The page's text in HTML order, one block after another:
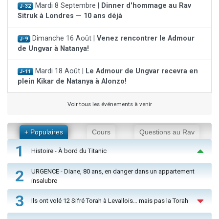
J-32 Mardi 8 Septembre |
Dinner d'hommage au Rav
Sitruk à Londres — 10 ans déjà
J-9 Dimanche 16 Août | Venez rencontrer le Admour
de Ungvar à Natanya!
J-11 Mardi 18 Août |
Le Admour de Ungvar recevra en
plein Kikar de Natanya à Alonzo!
Voir tous les événements à venir
+ Populaires Cours Questions au Rav
1 Histoire - À bord du Titanic
2
URGENCE - Diane, 80 ans, en danger dans un appartement
insalubre
3 Ils ont volé 12 Sifré Torah à Levallois… mais pas la Torah